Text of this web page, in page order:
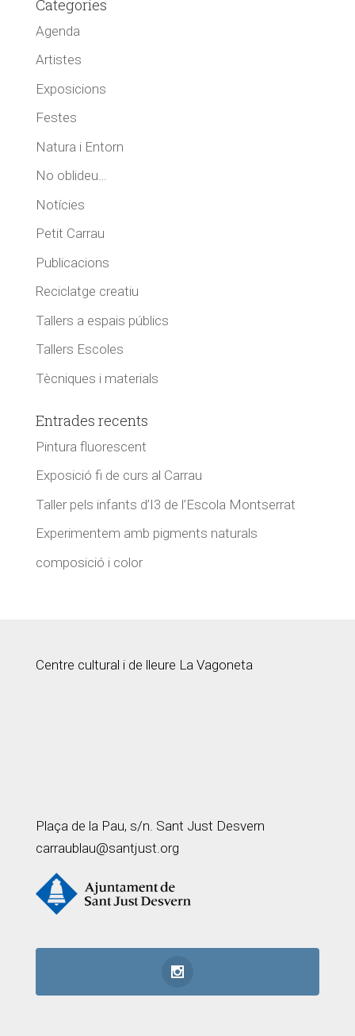
Categories
Agenda
Artistes
Exposicions
Festes
Natura i Entorn
No oblideu…
Notícies
Petit Carrau
Publicacions
Reciclatge creatiu
Tallers a espais públics
Tallers Escoles
Tècniques i materials
Entrades recents
Pintura fluorescent
Exposició fi de curs al Carrau
Taller pels infants d’I3 de l’Escola Montserrat
Experimentem amb pigments naturals
composició i color
Centre cultural i de lleure La Vagoneta
Plaça de la Pau, s/n. Sant Just Desvern
carraublau@santjust.org